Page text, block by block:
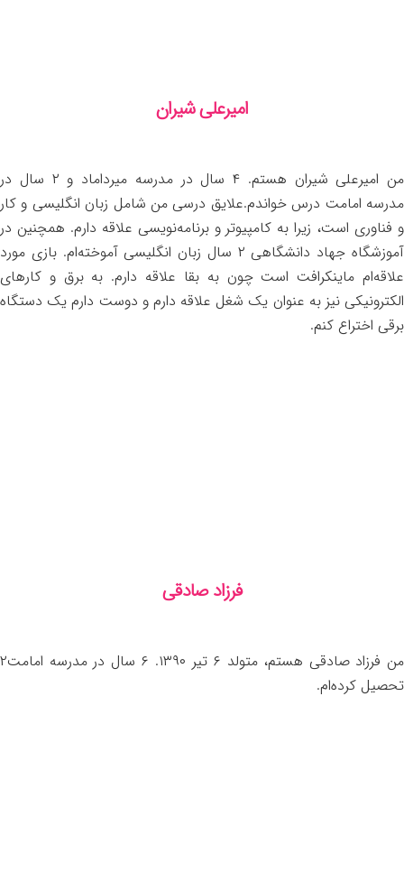
امیرعلی شیران
من امیرعلی شیران هستم. ۴ سال در مدرسه میرداماد و ۲ سال در
مدرسه امامت درس خواندم.علایق درسی من شامل زبان انگلیسی و کار
و فناوری است، زیرا به کامپیوتر و برنامه‌نویسی علاقه دارم. همچنین در
آموزشگاه جهاد دانشگاهی ۲ سال زبان انگلیسی آموخته‌ام. بازی مورد
علاقه‌ام ماینکرافت است چون به بقا علاقه دارم. به برق و کارهای
الکترونیکی نیز به عنوان یک شغل علاقه دارم و دوست دارم یک دستگاه
برقی اختراع کنم.
فرزاد صادقی
من فرزاد صادقی هستم، متولد ۶ تیر ۱۳۹۰. ۶ سال در مدرسه امامت۲
تحصیل کرده‌ام.